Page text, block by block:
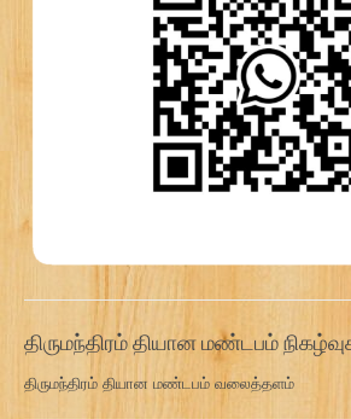
திருமந்திரம் தியான மண்டபம்
திருமந்திரம் தியான மண்டபம் வலைத்தளம்